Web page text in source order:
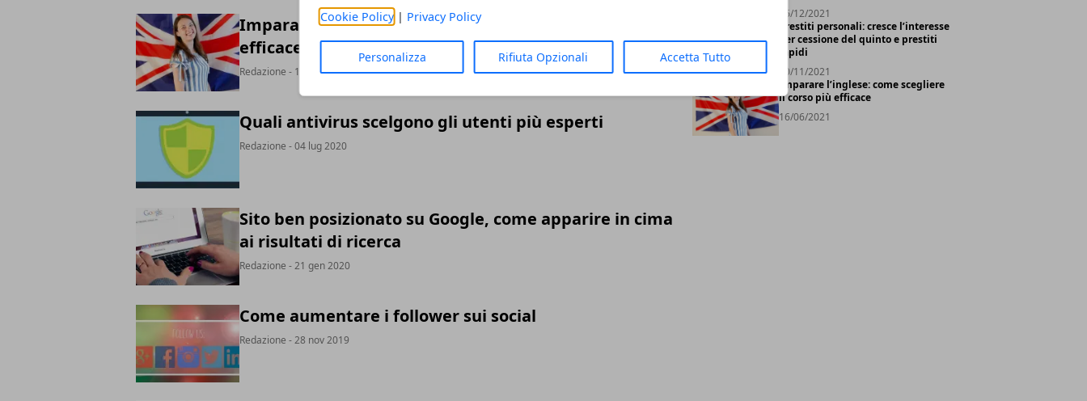
Cookie Policy| Privacy Policy
Personalizza Rifiuta Opzionali Accetta Tutto
Imparare l’inglese: come scegliere il corso più
efficace
Redazione - 16 giu 2021
Quali antivirus scelgono gli utenti più esperti
Redazione - 04 lug 2020
Sito ben posizionato su Google, come apparire in cima
ai risultati di ricerca
Redazione - 21 gen 2020
Come aumentare i follower sui social
Redazione - 28 nov 2019
06/12/2021
Prestiti personali: cresce l’interesse
per cessione del quinto e prestiti
rapidi
20/11/2021
Imparare l’inglese: come scegliere
il corso più efficace
16/06/2021